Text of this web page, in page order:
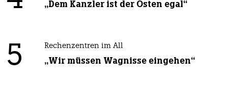
„Dem Kanzler ist der Osten egal“
5 Rechenzentren im All
„Wir müssen Wagnisse eingehen“